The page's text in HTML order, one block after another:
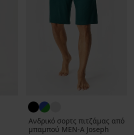
Ανδρικό σορτς πιτζάμας από
μπαμπού MEN-A Joseph